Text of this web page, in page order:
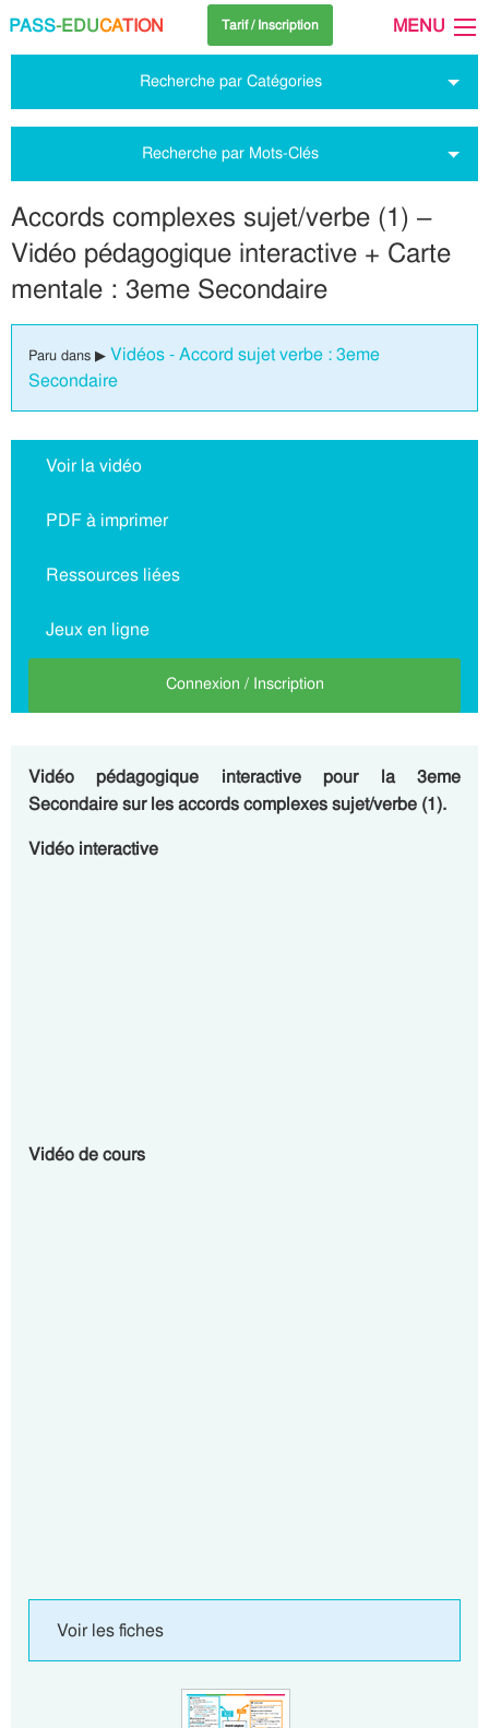
PASS-EDUCATION Tarif / Inscription MENU
Recherche par Catégories
Recherche par Mots-Clés
Accords complexes sujet/verbe (1) –
Vidéo pédagogique interactive + Carte
mentale : 3eme Secondaire
Paru dans ▶ Vidéos - Accord sujet verbe : 3eme
Secondaire
Voir la vidéo
PDF à imprimer
Ressources liées
Jeux en ligne
Connexion / Inscription
Vidéo pédagogique interactive pour la 3eme
Secondaire sur les accords complexes sujet/verbe (1).
Vidéo interactive
Vidéo de cours
Voir les fiches